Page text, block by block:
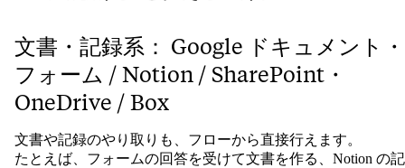
文書・記録系： Google ドキュメント・
フォーム / Notion / SharePoint・
OneDrive / Box
文書や記録のやり取りも、フローから直接行えます。
たとえば、フォームの回答を受けて文書を作る、Notion の